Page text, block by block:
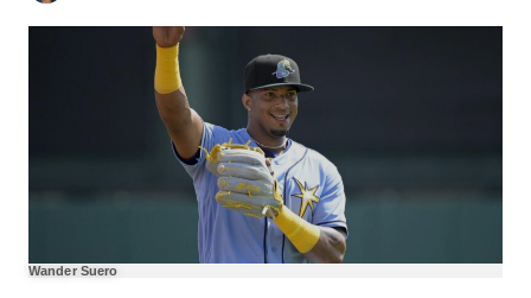
Wander Suero